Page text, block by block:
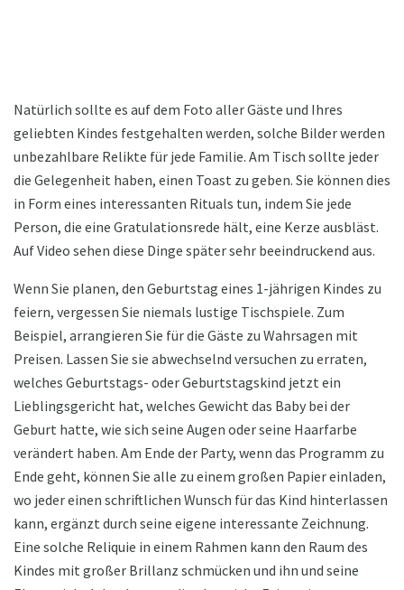
Natürlich sollte es auf dem Foto aller Gäste und Ihres
geliebten Kindes festgehalten werden, solche Bilder werden
unbezahlbare Relikte für jede Familie. Am Tisch sollte jeder
die Gelegenheit haben, einen Toast zu geben. Sie können dies
in Form eines interessanten Rituals tun, indem Sie jede
Person, die eine Gratulationsrede hält, eine Kerze ausbläst.
Auf Video sehen diese Dinge später sehr beeindruckend aus.
Wenn Sie planen, den Geburtstag eines 1-jährigen Kindes zu
feiern, vergessen Sie niemals lustige Tischspiele. Zum
Beispiel, arrangieren Sie für die Gäste zu Wahrsagen mit
Preisen. Lassen Sie sie abwechselnd versuchen zu erraten,
welches Geburtstags- oder Geburtstagskind jetzt ein
Lieblingsgericht hat, welches Gewicht das Baby bei der
Geburt hatte, wie sich seine Augen oder seine Haarfarbe
verändert haben. Am Ende der Party, wenn das Programm zu
Ende geht, können Sie alle zu einem großen Papier einladen,
wo jeder einen schriftlichen Wunsch für das Kind hinterlassen
kann, ergänzt durch seine eigene interessante Zeichnung.
Eine solche Reliquie in einem Rahmen kann den Raum des
Kindes mit großer Brillanz schmücken und ihn und seine